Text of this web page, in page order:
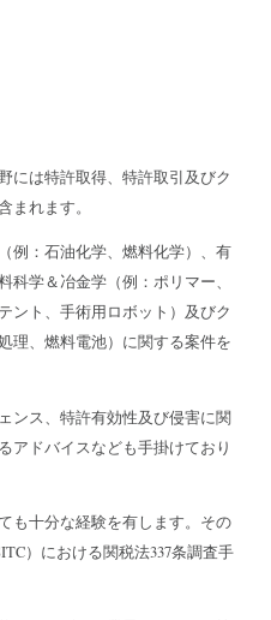
には特許取得、特許取引及びク
まれます。
例：石油化学、燃料化学）、有
学＆冶金学（例：ポリマー、
ント、手術用ロボット）及びク
理、燃料電池）に関する案件を
ンス、特許有効性及び侵害に関
アドバイスなども手掛けており
も十分な経験を有します。その
）における関税法337条調査手